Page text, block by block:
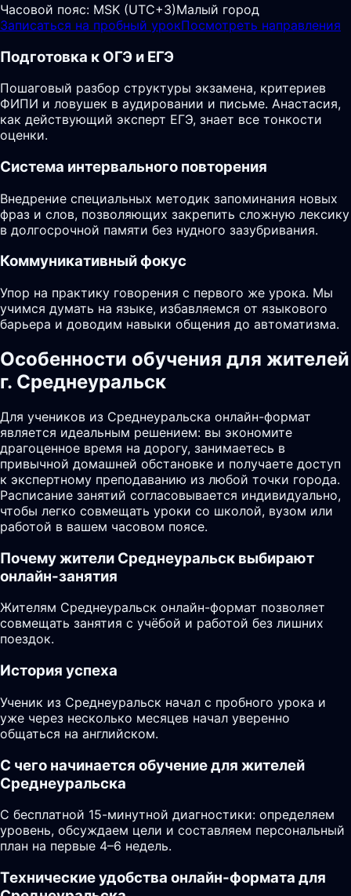
Часовой пояс: MSK (UTC+3)Малый город
Записаться на пробный урокПосмотреть направления
Подготовка к ОГЭ и ЕГЭ
Пошаговый разбор структуры экзамена, критериев
ФИПИ и ловушек в аудировании и письме. Анастасия,
как действующий эксперт ЕГЭ, знает все тонкости
оценки.
Система интервального повторения
Внедрение специальных методик запоминания новых
фраз и слов, позволяющих закрепить сложную лексику
в долгосрочной памяти без нудного зазубривания.
Коммуникативный фокус
Упор на практику говорения с первого же урока. Мы
учимся думать на языке, избавляемся от языкового
барьера и доводим навыки общения до автоматизма.
Особенности обучения для жителей
г. Среднеуральск
Для учеников из Среднеуральска онлайн-формат
является идеальным решением: вы экономите
драгоценное время на дорогу, занимаетесь в
привычной домашней обстановке и получаете доступ
к экспертному преподаванию из любой точки города.
Расписание занятий согласовывается индивидуально,
чтобы легко совмещать уроки со школой, вузом или
работой в вашем часовом поясе.
Почему жители Среднеуральск выбирают
онлайн-занятия
Жителям Среднеуральск онлайн-формат позволяет
совмещать занятия с учёбой и работой без лишних
поездок.
История успеха
Ученик из Среднеуральск начал с пробного урока и
уже через несколько месяцев начал уверенно
общаться на английском.
С чего начинается обучение для жителей
Среднеуральска
С бесплатной 15-минутной диагностики: определяем
уровень, обсуждаем цели и составляем персональный
план на первые 4–6 недель.
Технические удобства онлайн-формата для